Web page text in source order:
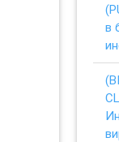
в